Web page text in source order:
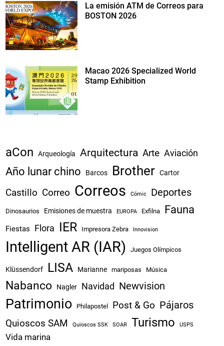
La emisión ATM de Correos para
BOSTON 2026
Macao 2026 Specialized World
Stamp Exhibition
aCon Arqueología Arquitectura Arte Aviación
Año lunar chino Barcos Brother Cartor
Castillo Correo Correos Cómic Deportes
Dinosaurios Emisiones de muestra EUROPA Exfilna Fauna
Fiestas Flora IER Impresora Zebra Innovision
Intelligent AR (IAR) Juegos Olímpicos
Klüssendorf LISA Marianne mariposas Música
Nabanco Nagler Navidad Newvision
Patrimonio Philapostel Post & Go Pájaros
Quioscos SAM Quioscos SSK SOAR Turismo USPS
Vida marina